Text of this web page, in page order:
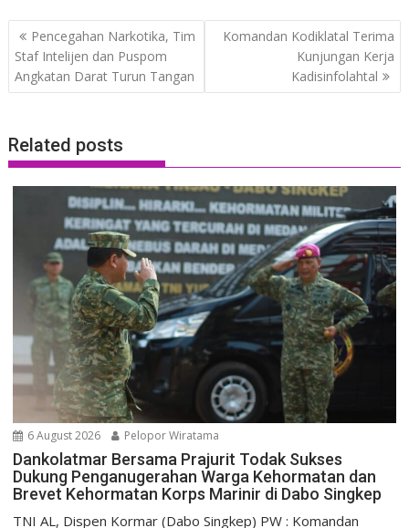
Post
navigation
Pencegahan Narkotika, Tim
Staf Intelijen dan Puspom
Angkatan Darat Turun Tangan
Komandan Kodiklatal Terima
Kunjungan Kerja
Kadisinfolahtal
Related posts
6 August 2026 Pelopor Wiratama
Dankolatmar Bersama Prajurit Todak Sukses
Dukung Penganugerahan Warga Kehormatan dan
Brevet Kehormatan Korps Marinir di Dabo Singkep
TNI AL, Dispen Kormar (Dabo Singkep) PW : Komandan